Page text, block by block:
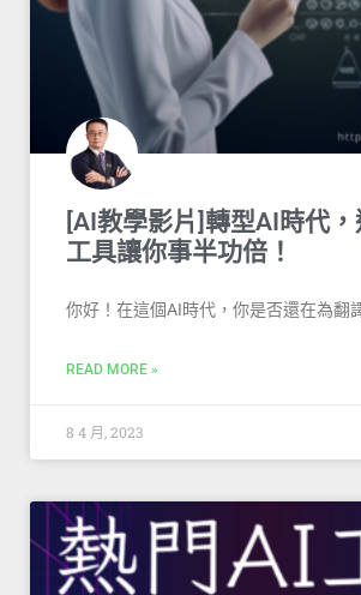
[AI教學影片]轉型AI時代
工具讓你事半功倍！
你好！在這個AI時代，你是否還在為翻
READ MORE »
8 4 月, 2023